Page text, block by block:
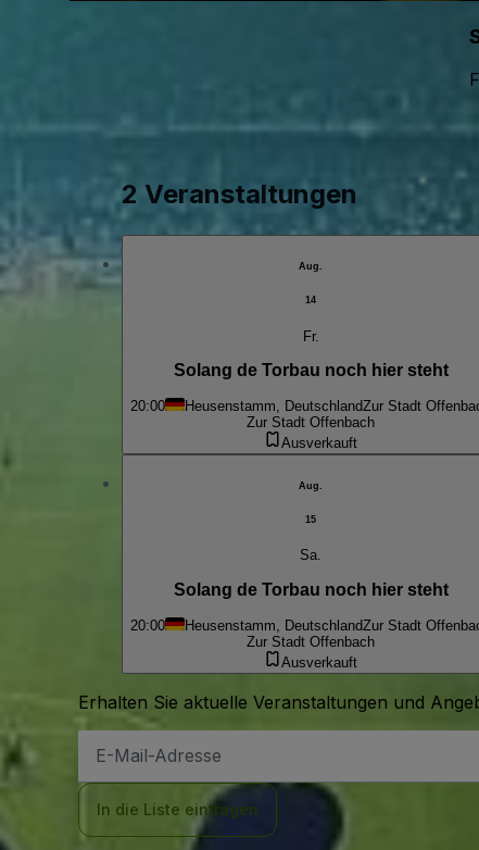
2 Veranstaltungen
Aug.
14
Fr.
Solang de Torbau noch hier steht
20:00 Heusenstamm, DeutschlandZur Stadt
Zur Stadt Offenbach
Ausverkauft
Aug.
15
Sa.
Solang de Torbau noch hier steht
20:00 Heusenstamm, DeutschlandZur Stadt
Zur Stadt Offenbach
Ausverkauft
Erhalten Sie aktuelle Veranstaltungen und
Mail-
In die Liste eintragen